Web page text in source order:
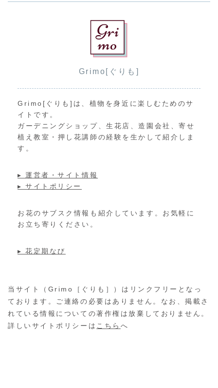
Grimo[ぐりも]
Grimo[ぐりも]は、植物を身近に楽しむためのサ
イトです。
ガーデニングショップ、生花店、造園会社、寄せ
植え教室・押し花講師の経験を生かして紹介しま
す。
▸ 運営者・サイト情報
▸ サイトポリシー
お花のサブスク情報も紹介しています。お気軽に
お立ち寄りください。
▸ 花定期なび
当サイト（Grimo［ぐりも］）はリンクフリーとなっ
ております。ご連絡の必要はありません。なお、掲載さ
れている情報についての著作権は放棄しておりません。
詳しいサイトポリシーは こちら へ